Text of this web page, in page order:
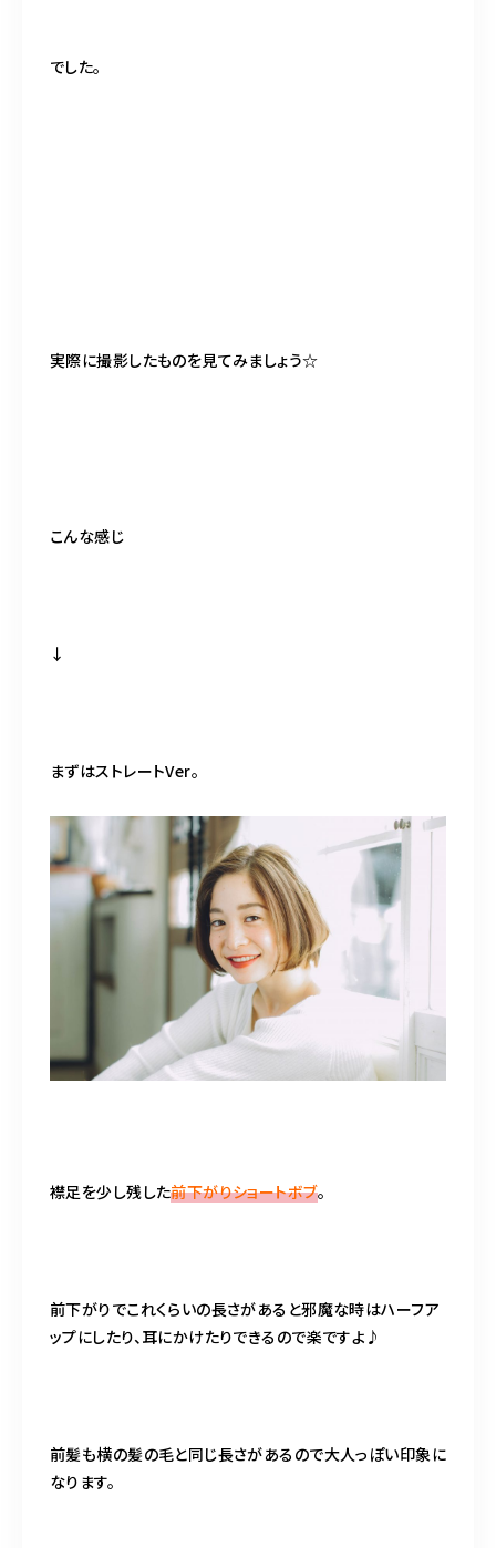
でした。
実際に撮影したものを見てみましょう☆
こんな感じ
↓
まずはストレートVer。
襟足を少し残した前下がりショートボブ。
前下がりでこれくらいの長さがあると邪魔な時はハーフア
ップにしたり、耳にかけたりできるので楽ですよ♪
前髪も横の髪の毛と同じ長さがあるので大人っぽい印象に
なります。